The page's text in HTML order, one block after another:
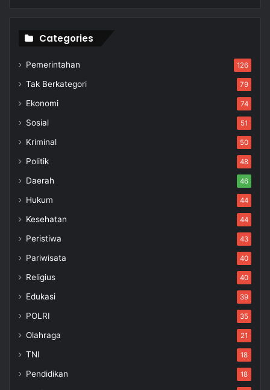
Categories
Pemerintahan 126
Tak Berkategori 79
Ekonomi 74
Sosial 51
Kriminal 50
Politik 48
Daerah 46
Hukum 44
Kesehatan 44
Peristiwa 43
Pariwisata 40
Religius 40
Edukasi 39
POLRI 35
Olahraga 21
TNI 18
Pendidikan 18